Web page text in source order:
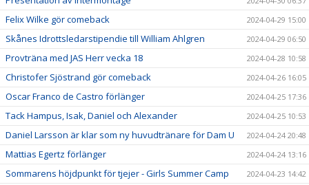
Felix Wilke gör comeback 2024-04-29 15:00
Skånes Idrottsledarstipendie till William Ahlgren 2024-04-29 06:50
Provträna med JAS Herr vecka 18 2024-04-28 10:58
Christofer Sjöstrand gör comeback 2024-04-26 16:05
Oscar Franco de Castro förlänger 2024-04-25 17:36
Tack Hampus, Isak, Daniel och Alexander 2024-04-25 10:53
Daniel Larsson är klar som ny huvudtränare för Dam U 2024-04-24 20:48
Mattias Egertz förlänger 2024-04-24 13:16
Sommarens höjdpunkt för tjejer - Girls Summer Camp 2024-04-23 14:42